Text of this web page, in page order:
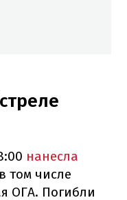
нанесла
том числе
ОГА. Погибли